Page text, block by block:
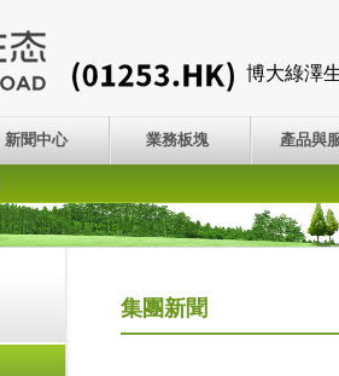
博大綠澤
新聞中心 業務板塊 產品與
集團新聞